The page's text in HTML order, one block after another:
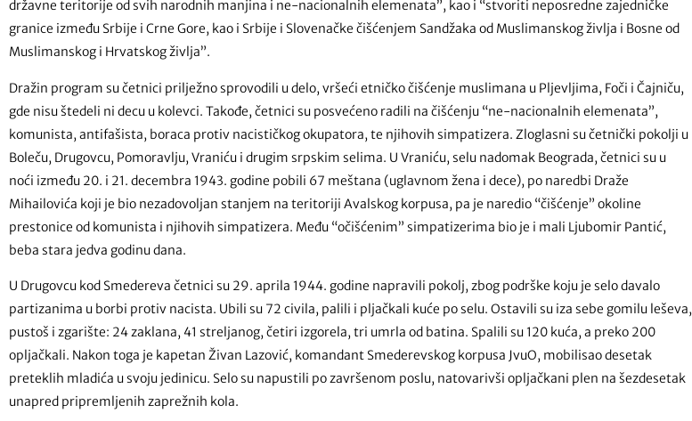
državne teritorije od svih narodnih manjina i ne-nacionalnih elemenata”, kao i “stvoriti neposredne zajedničke
granice između Srbije i Crne Gore, kao i Srbije i Slovenačke čišćenjem Sandžaka od Muslimanskog življa i Bosne od
Muslimanskog i Hrvatskog življa”.
Dražin program su četnici prilježno sprovodili u delo, vršeći etničko čišćenje muslimana u Pljevljima, Foči i Čajniču,
gde nisu štedeli ni decu u kolevci. Takođe, četnici su posvećeno radili na čišćenju “ne-nacionalnih elemenata”,
komunista, antifašista, boraca protiv nacističkog okupatora, te njihovih simpatizera. Zloglasni su četnički pokolji u
Boleču, Drugovcu, Pomoravlju, Vraniću i drugim srpskim selima. U Vraniću, selu nadomak Beograda, četnici su u
noći između 20. i 21. decembra 1943. godine pobili 67 meštana (uglavnom žena i dece), po naredbi Draže
Mihailovića koji je bio nezadovoljan stanjem na teritoriji Avalskog korpusa, pa je naredio “čišćenje” okoline
prestonice od komunista i njihovih simpatizera. Među “očišćenim” simpatizerima bio je i mali Ljubomir Pantić,
beba stara jedva godinu dana.
U Drugovcu kod Smedereva četnici su 29. aprila 1944. godine napravili pokolj, zbog podrške koju je selo davalo
partizanima u borbi protiv nacista. Ubili su 72 civila, palili i pljačkali kuće po selu. Ostavili su iza sebe gomilu leševa,
pustoš i zgarište: 24 zaklana, 41 streljanog, četiri izgorela, tri umrla od batina. Spalili su 120 kuća, a preko 200
opljačkali. Nakon toga je kapetan Živan Lazović, komandant Smederevskog korpusa JvuO, mobilisao desetak
preteklih mladića u svoju jedinicu. Selo su napustili po završenom poslu, natovarivši opljačkani plen na šezdesetak
unapred pripremljenih zaprežnih kola.